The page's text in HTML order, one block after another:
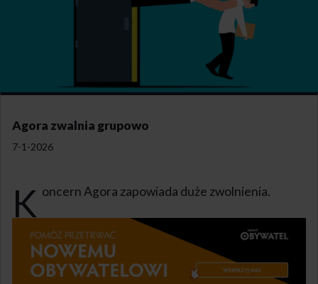
Agora zwalnia grupowo
7-1-2026
K oncern Agora zapowiada duże zwolnienia.